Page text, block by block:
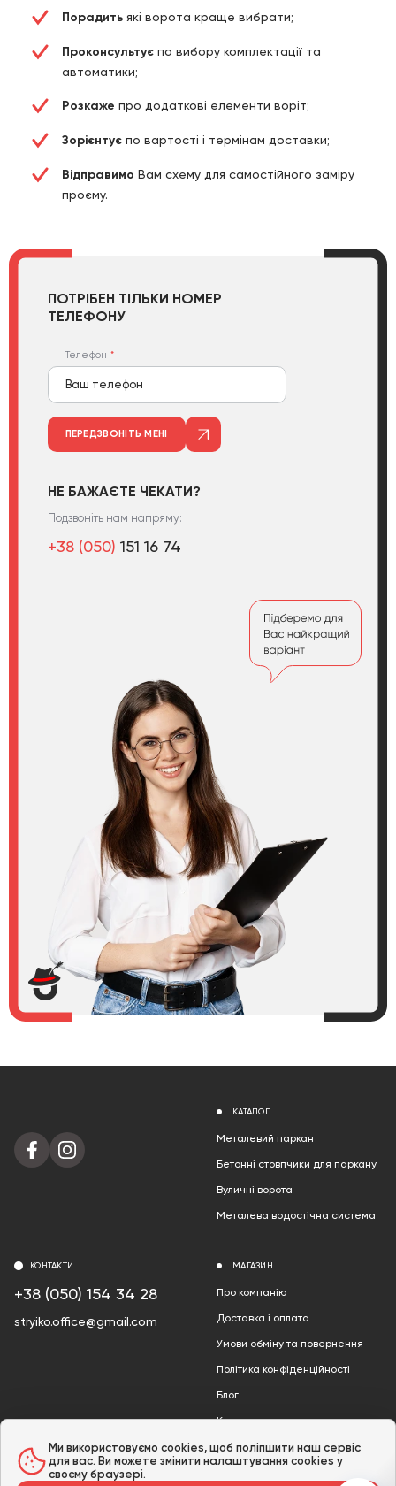
Порадить які ворота краще вибрати;
Проконсультує по вибору комплектації та
автоматики;
Розкаже про додаткові елементи воріт;
Зорієнтує по вартості і термінам доставки;
Відправимо Вам схему для самостійного заміру
проєму.
ПОТРІБЕН ТІЛЬКИ НОМЕР
ТЕЛЕФОНУ
Телефон
ПЕРЕДЗВОНІТЬ МЕНІ
НЕ БАЖАЄТЕ ЧЕКАТИ?
Подзвоніть нам напряму:
+38 (050) 151 16 74
КАТАЛОГ
Металевий паркан
Бетонні стовпчики для паркану
Вуличні ворота
Металева водостічна система
МАГАЗИН
Про компанію
Доставка і оплата
Умови обміну та повернення
Політика конфіденційності
Блог
Контакти
Акції
КОНТАКТИ
+38 (050) 154 34 28
stryiko.office@gmail.com
Ми використовуємо cookies, щоб поліпшити наш сервіс
для вас. Ви можете змінити налаштування cookies у
своєму браузері.